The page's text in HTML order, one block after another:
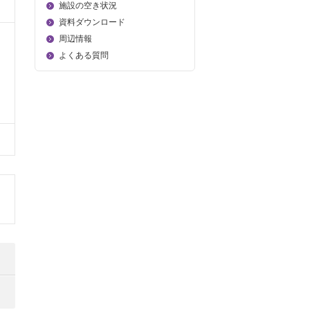
施設の空き状況
資料ダウンロード
周辺情報
よくある質問